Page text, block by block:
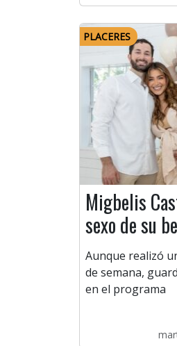
PLACERES
Migbelis
sexo de su
Aunque realizó
de semana,
en el programa